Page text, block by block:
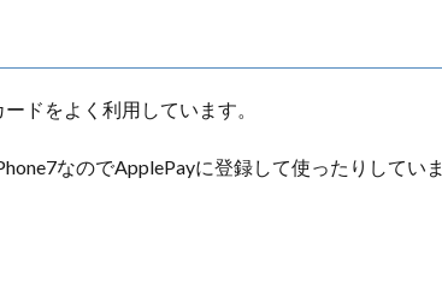
ドをよく利用しています。
なのでApplePayに登録して使ったりしていま